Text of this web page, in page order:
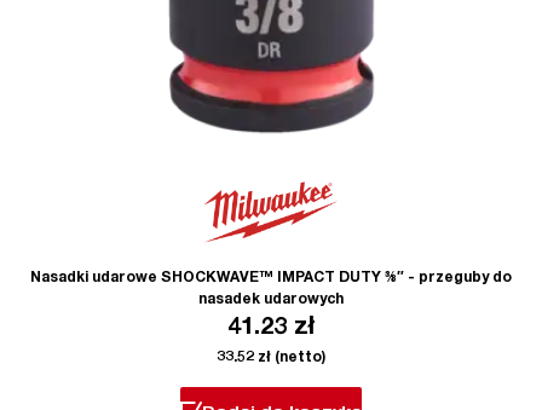
Nasadki udarowe SHOCKWAVE™ IMPACT DUTY ⅜″ - przeguby do
nasadek udarowych
41.23 zł
33.52 zł (netto)